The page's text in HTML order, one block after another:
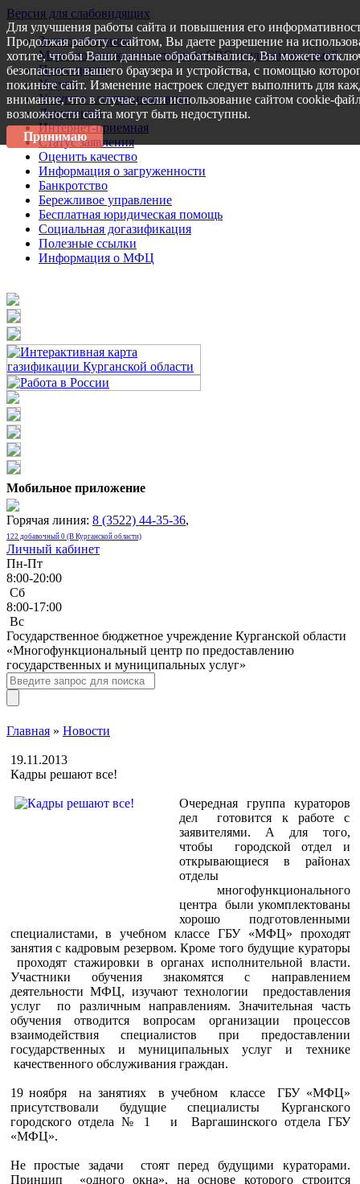
Версия для слабовидящих
Запись на прием
Меры поддержки участникам СВО и членам их семей
Пресс-центр
Услуги
Услуги в электронном виде
Документы
Интернет-приемная
Статус заявления
Оценить качество
Информация о загруженности
Банкротство
Бережливое управление
Бесплатная юридическая помощь
Социальная догазификация
Полезные ссылки
Информация о МФЦ
Мобильное приложение
Горячая линия: 8 (3522) 44-35-36,
122 добавочный 0 (В Курганской области)
Личный кабинет
Пн-Пт
8:00-20:00
Сб
8:00-17:00
Bc
Государственное бюджетное учреждение Курганской области
«Многофункциональный центр по предоставлению
государственных и муниципальных услуг»
Главная » Новости
19.11.2013
Кадры решают все!
Очередная группа кураторов
дел готовится к работе с
заявителями. А для того,
чтобы городской отдел и
открывающиеся в районах
отделы
многофункционального
центра были укомплектованы
хорошо подготовленными
специалистами, в учебном классе ГБУ «МФЦ» проходят
занятия с кадровым резервом. Кроме того будущие кураторы
проходят стажировки в органах исполнительной власти.
Участники обучения знакомятся с направлением
деятельности МФЦ, изучают технологии предоставления
услуг по различным направлениям. Значительная часть
обучения отводится вопросам организации процессов
взаимодействия специалистов при предоставлении
государственных и муниципальных услуг и технике
качественного обслуживания граждан.
19 ноября на занятиях в учебном классе ГБУ «МФЦ»
присутствовали будущие специалисты Курганского
городского отдела № 1 и Варгашинского отдела ГБУ
«МФЦ».
Не простые задачи стоят перед будущими кураторами.
Принцип «одного окна», на основе которого строится
Для улучшения работы сайта и повышения его
Продолжая работу с сайтом, Вы даете разрешение на
хотите, чтобы Ваши данные обрабатывались, Вы можете
безопасности вашего браузера и устройства, с помощью
покиньте сайт. Изменение настроек следует выполнить для
внимание, что в случае, если использование сайтом cookie-
возможности сайта могут быть недоступны.
Принимаю